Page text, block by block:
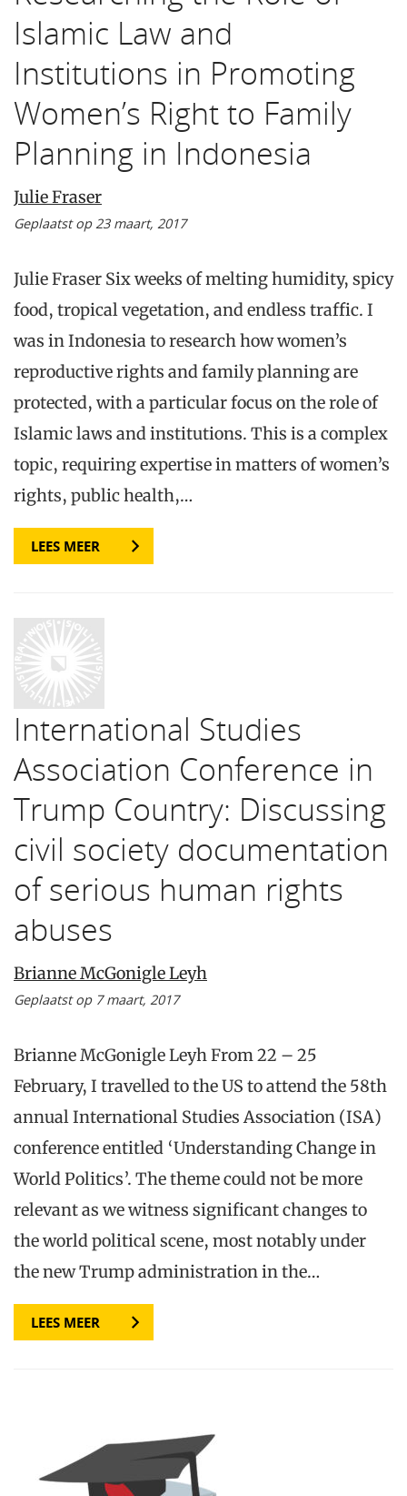
Islamic Law and
Institutions in Promoting
Women’s Right to Family
Planning in Indonesia
Julie Fraser
Geplaatst op 23 maart, 2017
Julie Fraser Six weeks of melting humidity, spicy
food, tropical vegetation, and endless traffic. I
was in Indonesia to research how women’s
reproductive rights and family planning are
protected, with a particular focus on the role of
Islamic laws and institutions. This is a complex
topic, requiring expertise in matters of women’s
rights, public health,…
LEES MEER
International Studies
Association Conference in
Trump Country: Discussing
civil society documentation
of serious human rights
abuses
Brianne McGonigle Leyh
Geplaatst op 7 maart, 2017
Brianne McGonigle Leyh From 22 – 25
February, I travelled to the US to attend the 58th
annual International Studies Association (ISA)
conference entitled ‘Understanding Change in
World Politics’. The theme could not be more
relevant as we witness significant changes to
the world political scene, most notably under
the new Trump administration in the…
LEES MEER